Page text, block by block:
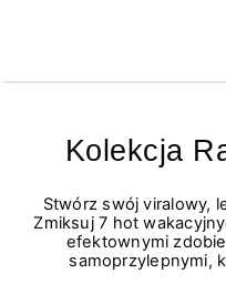
Kolekcja
Stwórz swój viralowy,
Zmiksuj 7 hot
efektownymi
samoprzylepnymi,